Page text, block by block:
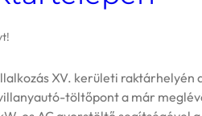
XV. kerületi raktárhelyén
töltőpont a már